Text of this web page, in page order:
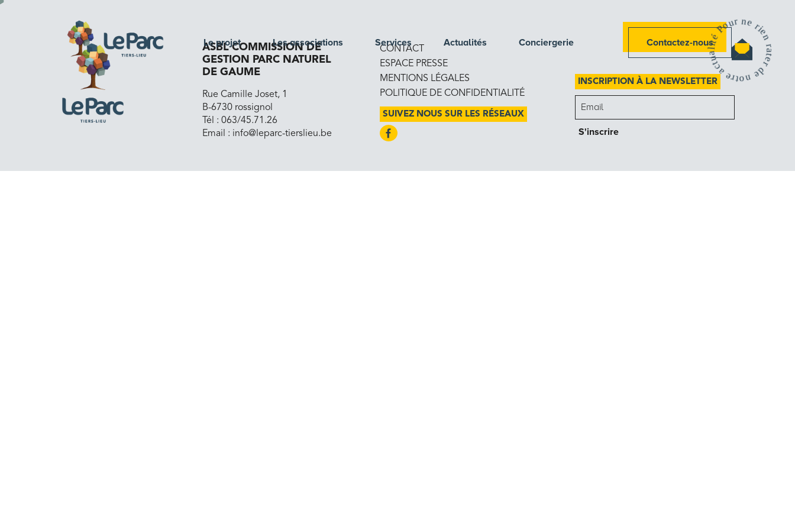
Le projet Les associations Services Actualités Conciergerie Contactez-nous
ASBL COMMISSION DE
GESTION PARC NATUREL
DE GAUME
Rue Camille Joset, 1
B-6730 rossignol
Tél : 063/45.71.26
Email : info@leparc-tierslieu.be
CONTACT
ESPACE PRESSE
MENTIONS LÉGALES
POLITIQUE DE CONFIDENTIALITÉ
SUIVEZ NOUS SUR LES RÉSEAUX
INSCRIPTION À LA NEWSLETTER